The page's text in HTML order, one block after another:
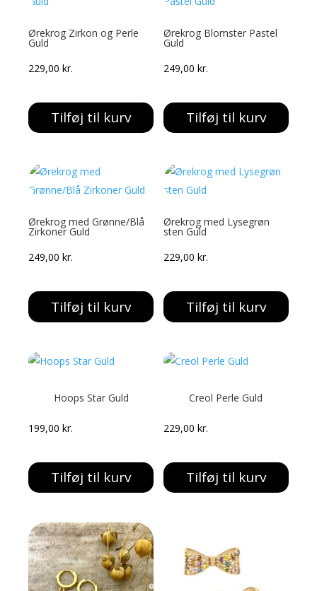
Ørekrog Zirkon og Perle
Guld
229,00kr.
Tilføj til kurv
Ørekrog Blomster Pastel
Guld
249,00kr.
Tilføj til kurv
Ørekrog med Grønne/Blå
Zirkoner Guld
249,00kr.
Tilføj til kurv
Ørekrog med Lysegrøn
sten Guld
229,00kr.
Tilføj til kurv
Hoops Star Guld
199,00kr.
Tilføj til kurv
Creol Perle Guld
229,00kr.
Tilføj til kurv